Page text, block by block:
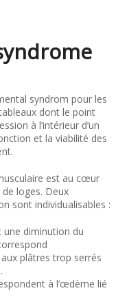
syndrom pour les
dont le point
à l’intérieur d’un
et la viabilité des
est au cœur
loges. Deux
sont individualisables :
diminution du
plâtres trop serrés
à l’œdème lié